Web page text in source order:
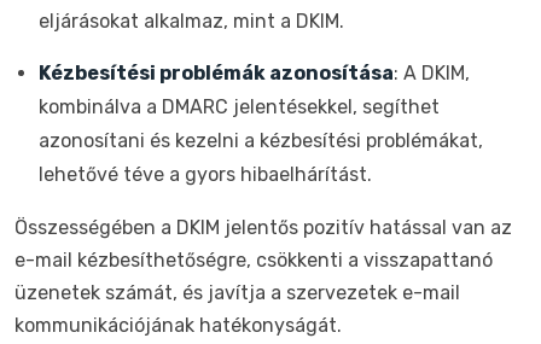
eljárásokat alkalmaz, mint a DKIM.
Kézbesítési problémák azonosítása: A DKIM,
kombinálva a DMARC jelentésekkel, segíthet
azonosítani és kezelni a kézbesítési problémákat,
lehetővé téve a gyors hibaelhárítást.
Összességében a DKIM jelentős pozitív hatással van az
e-mail kézbesíthetőségre, csökkenti a visszapattanó
üzenetek számát, és javítja a szervezetek e-mail
kommunikációjának hatékonyságát.